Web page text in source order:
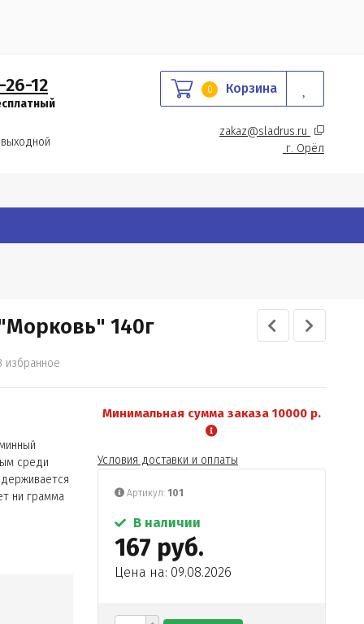
12 0 Корзина
zakaz@sladrus.ru
г. Орёл
140г
избранное
среди
ни грамма
Минимальная сумма заказа 10000 р.
Условия доставки и оплаты
Артикул: 101
В наличии
167 руб.
Цена на: 09.08.2026